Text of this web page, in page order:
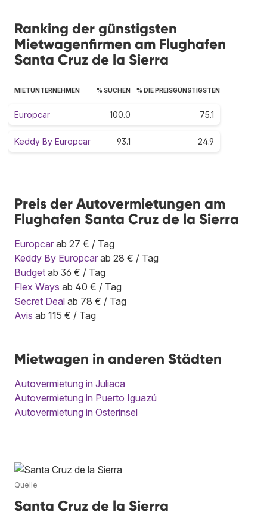
Ranking der günstigsten
Mietwagenfirmen am Flughafen
Santa Cruz de la Sierra
MIETUNTERNEHMEN % SUCHEN % DIE PREISGÜNSTIGSTEN
Europcar 100.0 75.1
Keddy By Europcar 93.1 24.9
Preis der Autovermietungen am
Flughafen Santa Cruz de la Sierra
Europcar ab 27 € / Tag
Keddy By Europcar ab 28 € / Tag
Budget ab 36 € / Tag
Flex Ways ab 40 € / Tag
Secret Deal ab 78 € / Tag
Avis ab 115 € / Tag
Mietwagen in anderen Städten
Autovermietung in Juliaca
Autovermietung in Puerto Iguazú
Autovermietung in Osterinsel
Quelle
Santa Cruz de la Sierra